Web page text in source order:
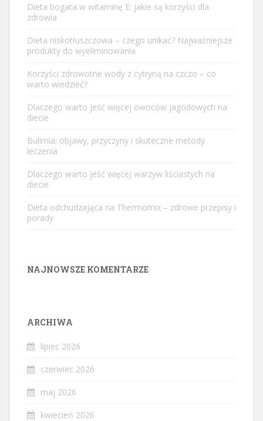
Dieta bogata w witaminę E: jakie są korzyści dla
zdrowia
Dieta niskotłuszczowa – czego unikać? Najważniejsze
produkty do wyeliminowania
Korzyści zdrowotne wody z cytryną na czczo – co
warto wiedzieć?
Dlaczego warto jeść więcej owoców jagodowych na
diecie
Bulimia: objawy, przyczyny i skuteczne metody
leczenia
Dlaczego warto jeść więcej warzyw liściastych na
diecie
Dieta odchudzająca na Thermomix – zdrowe przepisy i
porady
NAJNOWSZE KOMENTARZE
ARCHIWA
lipiec 2026
czerwiec 2026
maj 2026
kwiecień 2026